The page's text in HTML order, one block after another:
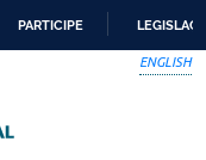
PARTICIPE
ENGLISH